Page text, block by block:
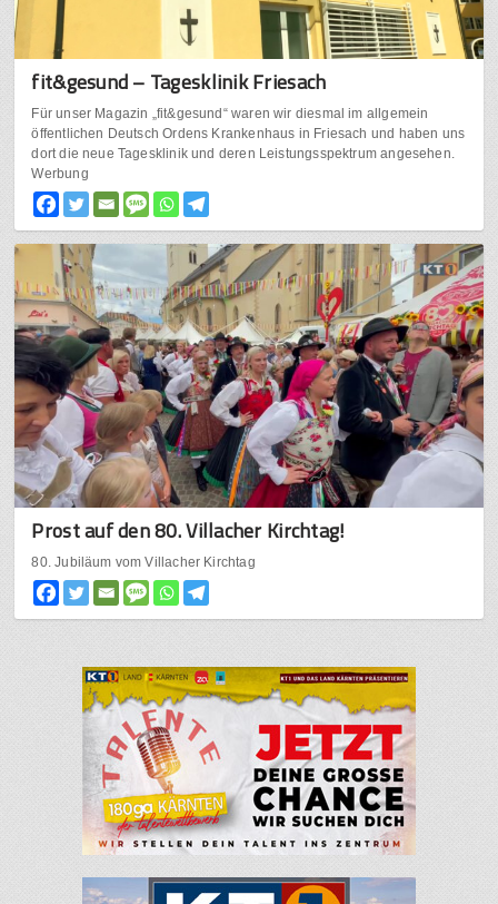
fit&gesund – Tagesklinik Friesach
Für unser Magazin „fit&gesund“ waren wir diesmal im allgemein
öffentlichen Deutsch Ordens Krankenhaus in Friesach und haben uns
dort die neue Tagesklinik und deren Leistungsspektrum angesehen.
Werbung
Prost auf den 80. Villacher Kirchtag!
80. Jubiläum vom Villacher Kirchtag